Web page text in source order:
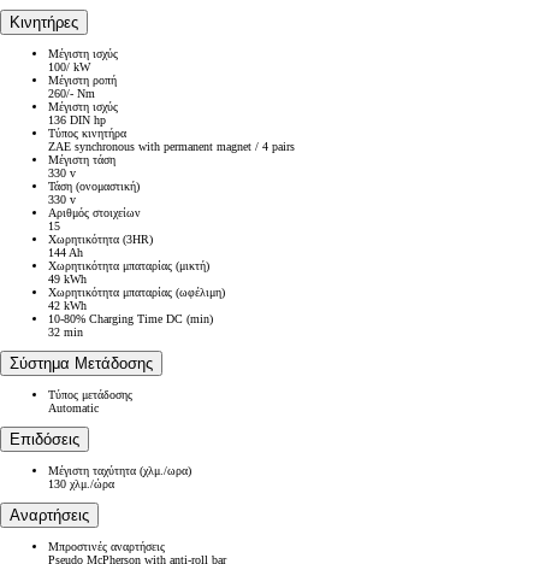
Κινητήρες
Μέγιστη ισχύς
100/ kW
Μέγιστη ροπή
260/- Nm
Μέγιστη ισχύς
136 DIN hp
Τύπος κινητήρα
ZAE synchronous with permanent magnet / 4 pairs
Μέγιστη τάση
330 v
Τάση (ονομαστική)
330 v
Αριθμός στοιχείων
15
Χωρητικότητα (3HR)
144 Ah
Χωρητικότητα μπαταρίας (μικτή)
49 kWh
Χωρητικότητα μπαταρίας (ωφέλιμη)
42 kWh
10-80% Charging Time DC (min)
32 min
Σύστημα Μετάδοσης
Τύπος μετάδοσης
Automatic
Επιδόσεις
Μέγιστη ταχύτητα (χλμ./ωρα)
130 χλμ./ώρα
Αναρτήσεις
Μπροστινές αναρτήσεις
Pseudo McPherson with anti-roll bar